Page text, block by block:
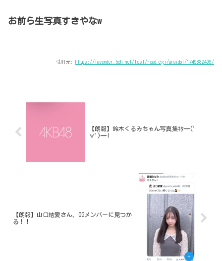
お前ら生写真すきやなw
引用元: https://lavender.5ch.net/test/read.cgi/uraidol/1749882409/
【朗報】鈴木くるみちゃん写真集ｷﾀ━(ﾟ
∀ﾟ)━!
【朗報】山口結愛さん、OGメンバーに見つか
る！！